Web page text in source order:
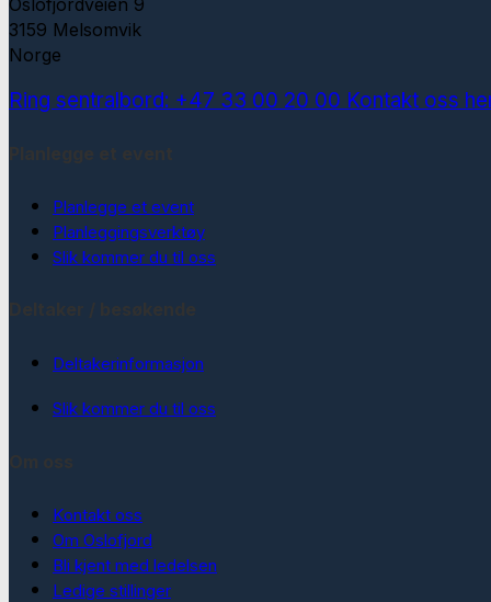
Oslofjordveien 9
3159 Melsomvik
Norge
Ring sentralbord: +47 33 00 20 00 Kontakt oss
Planlegge et event
Planleggingsverktøy
Slik kommer du til oss
Deltakerinformasjon
Slik kommer du til oss
Kontakt oss
Om Oslofjord
Bli kjent med ledelsen
Ledige stillinger